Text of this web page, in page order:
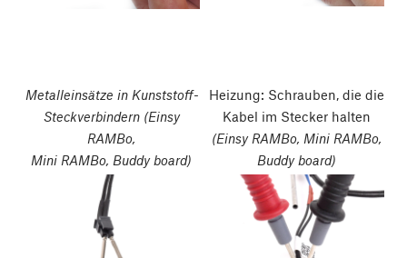
Metalleinsätze in Kunststoff-
Steckverbindern (Einsy
RAMBo,
Mini RAMBo, Buddy board)
Heizung: Schrauben, die die
Kabel im Stecker halten
(Einsy RAMBo, Mini RAMBo,
Buddy board)